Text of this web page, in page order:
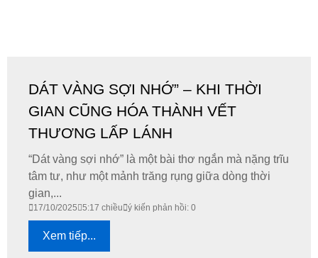
DÁT VÀNG SỢI NHỚ” – KHI THỜI
GIAN CŨNG HÓA THÀNH VẾT
THƯƠNG LẤP LÁNH
“Dát vàng sợi nhớ” là một bài thơ ngắn mà nặng trĩu
tâm tư, như một mảnh trăng rụng giữa dòng thời
gian,...
17/10/2025 5:17 chiều ý kiến phản hồi: 0
Xem tiếp...